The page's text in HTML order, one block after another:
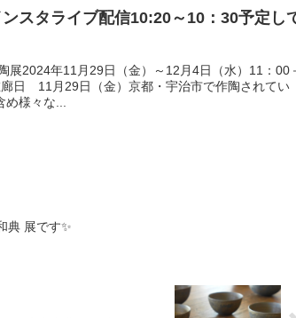
スタライブ配信10:20～10：30予定し
展2024年11月29日（金）～12月4日（水）11：00
日 11月29日（金）京都・宇治市で作陶されてい
様々な...
典 展です✨